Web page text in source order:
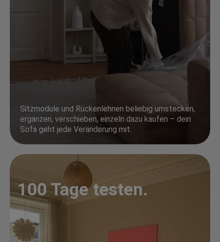
Sitzmodule und Rückenlehnen beliebig umstecken,
ergänzen, verschieben, einzeln dazu kaufen – dein
Sofa geht jede Veränderung mit.
100 Tage testen.